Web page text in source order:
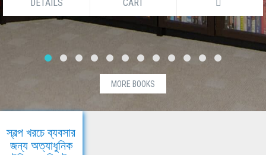
DETAILS CART
MORE BOOKS
স্বল্প খরচে ব্যবসার
জন্য অত্যাধুনিক